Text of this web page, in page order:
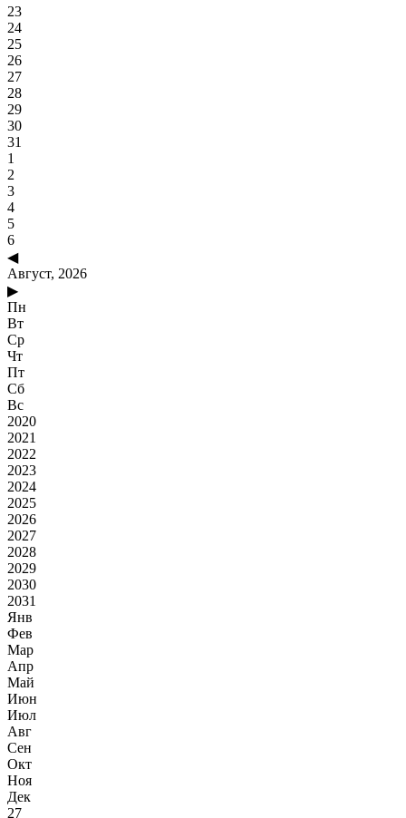
23
24
25
26
27
28
29
30
31
1
2
3
4
5
6
◀
Август, 2026
▶
Пн
Вт
Ср
Чт
Пт
Сб
Вс
2020
2021
2022
2023
2024
2025
2026
2027
2028
2029
2030
2031
Янв
Фев
Мар
Апр
Май
Июн
Июл
Авг
Сен
Окт
Ноя
Дек
27